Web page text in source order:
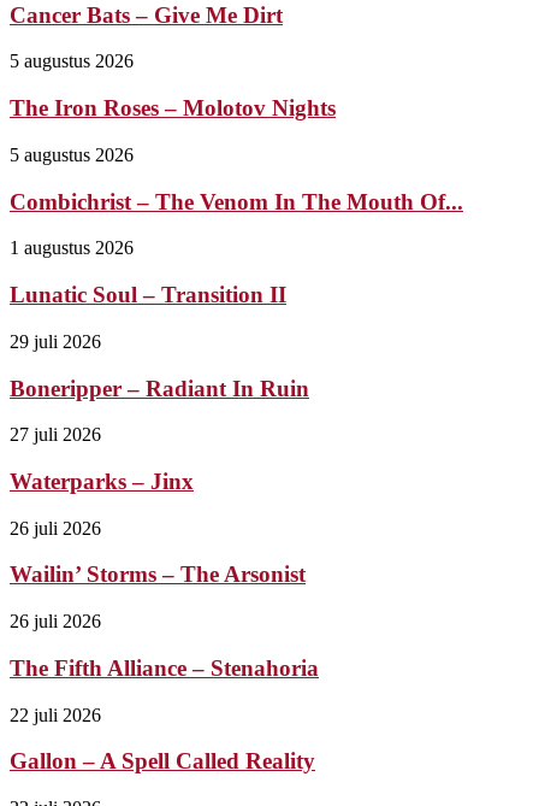
Cancer Bats – Give Me Dirt
5 augustus 2026
The Iron Roses – Molotov Nights
5 augustus 2026
Combichrist – The Venom In The Mouth Of...
1 augustus 2026
Lunatic Soul – Transition II
29 juli 2026
Boneripper – Radiant In Ruin
27 juli 2026
Waterparks – Jinx
26 juli 2026
Wailin’ Storms – The Arsonist
26 juli 2026
The Fifth Alliance – Stenahoria
22 juli 2026
Gallon – A Spell Called Reality